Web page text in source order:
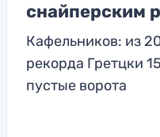
снайперским
Кафельников: из
рекорда Гретцки
пустые ворота